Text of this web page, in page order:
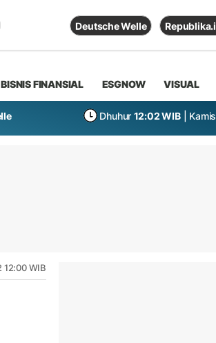
Deutsche Welle
BISNIS FINANSIAL ESGNOW VISUAL
Dhuhur 12:02 WIB |
12:00 WIB